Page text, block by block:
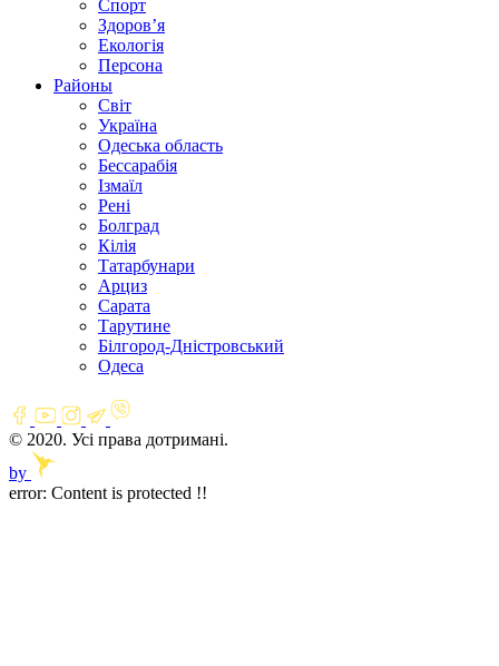
Спорт
Здоров’я
Екологія
Персона
Районы
Світ
Україна
Одеська область
Бессарабія
Ізмаїл
Рені
Болград
Кілія
Татарбунари
Арциз
Сарата
Тарутине
Білгород-Дністровський
Одеса
© 2020. Усі права дотримані.
by
error: Content is protected !!